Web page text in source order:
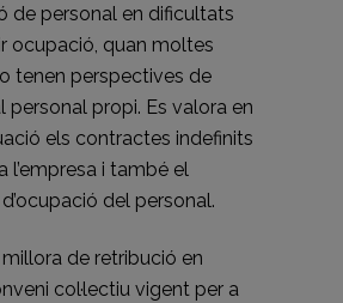
de personal en dificultats
ocupació, quan moltes
tenen perspectives de
personal propi. Es valora en
els contractes indefinits
l’empresa i també el
del personal.
de retribució en
col·lectiu vigent per a